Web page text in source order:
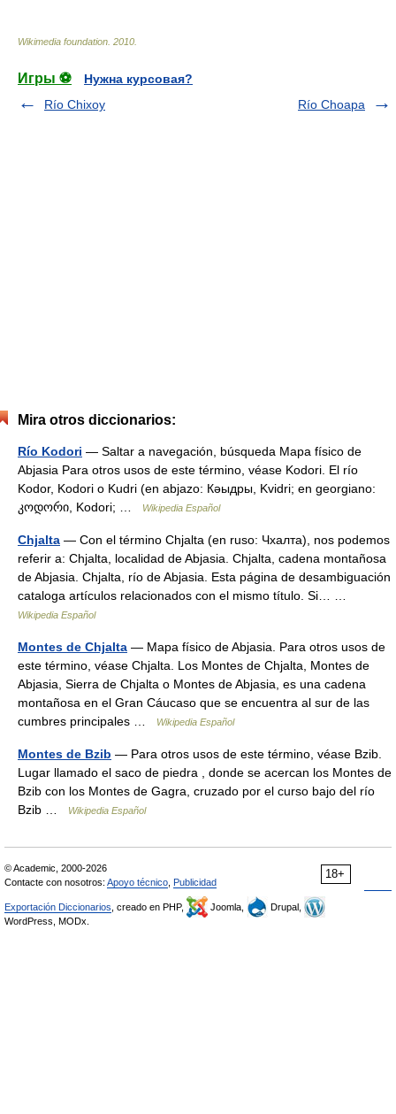
Wikimedia foundation 2010
Игры ⚽
Нужна курсовая?
Río Chixoy
Río Choapa
Mira otros diccionarios:
Río Kodori — Saltar a navegación, búsqueda Mapa físico de
Abjasia Para otros usos de este término, véase Kodori. El río
Kodor, Kodori o Kudri (en abjazo: Кәыдры, Kvidri; en georgiano:
კოდორი, Kodori; …
Wikipedia Español
Chjalta — Con el término Chjalta (en ruso: Чхалта), nos podemos
referir a: Chjalta, localidad de Abjasia. Chjalta, cadena montañosa
de Abjasia. Chjalta, río de Abjasia. Esta página de desambiguación
cataloga artículos relacionados con el mismo título. Si… …
Wikipedia Español
Montes de Chjalta — Mapa físico de Abjasia. Para otros usos de
este término, véase Chjalta. Los Montes de Chjalta, Montes de
Abjasia, Sierra de Chjalta o Montes de Abjasia, es una cadena
montañosa en el Gran Cáucaso que se encuentra al sur de las
cumbres principales …
Wikipedia Español
Montes de Bzib — Para otros usos de este término, véase Bzib.
Lugar llamado el saco de piedra , donde se acercan los Montes de
Bzib con los Montes de Gagra, cruzado por el curso bajo del río
Bzib …
Wikipedia Español
18+
© Academic, 2000-2026
Contacte con nosotros: Apoyo técnico Publicidad
Exportación Diccionarios , creado en PHP, Joomla,
Drupal,
WordPress, MODx.